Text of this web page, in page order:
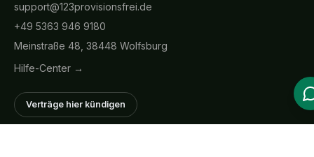
support@123provisionsfrei.de
+49 5363 946 9180
Meinstraße 48, 38448 Wolfsburg
Hilfe-Center →
Verträge hier kündigen